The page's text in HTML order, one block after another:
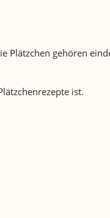
Plätzchen gehören
ist.